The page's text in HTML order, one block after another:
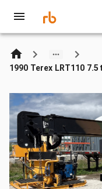
1990 Terex LRT110